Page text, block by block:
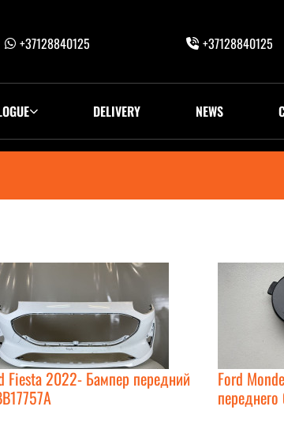
+37128840125 +37128840125
DELIVERY NEWS
Fiesta 2022- Бампер передний
Ford